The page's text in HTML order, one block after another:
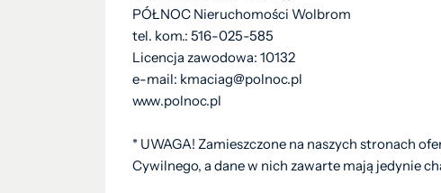
PÓŁNOC Nieruchomości Wolbrom
tel. kom.: 516-025-585
Licencja zawodowa: 10132
e-mail: kmaciag@polnoc.pl
www.polnoc.pl
* UWAGA! Zamieszczone na naszych stronach
Cywilnego, a dane w nich zawarte mają jedynie